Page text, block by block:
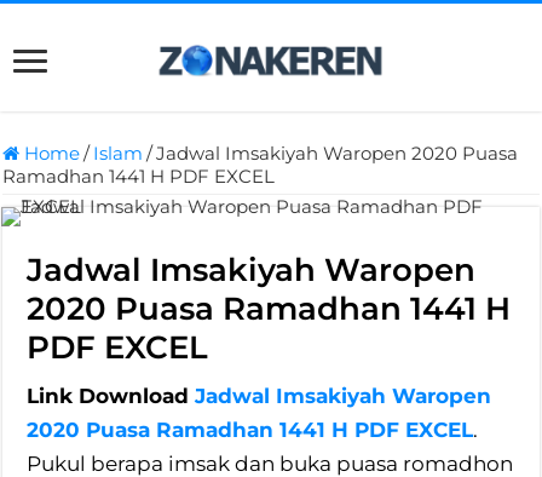
Home/Islam /Jadwal Imsakiyah Waropen 2020 Puasa
Ramadhan 1441 H PDF EXCEL
Jadwal Imsakiyah Waropen
2020 Puasa Ramadhan 1441 H
PDF EXCEL
Link DownloadJadwal Imsakiyah Waropen
2020 Puasa Ramadhan 1441 H PDF EXCEL.
Pukul berapa imsak dan buka puasa romadhon